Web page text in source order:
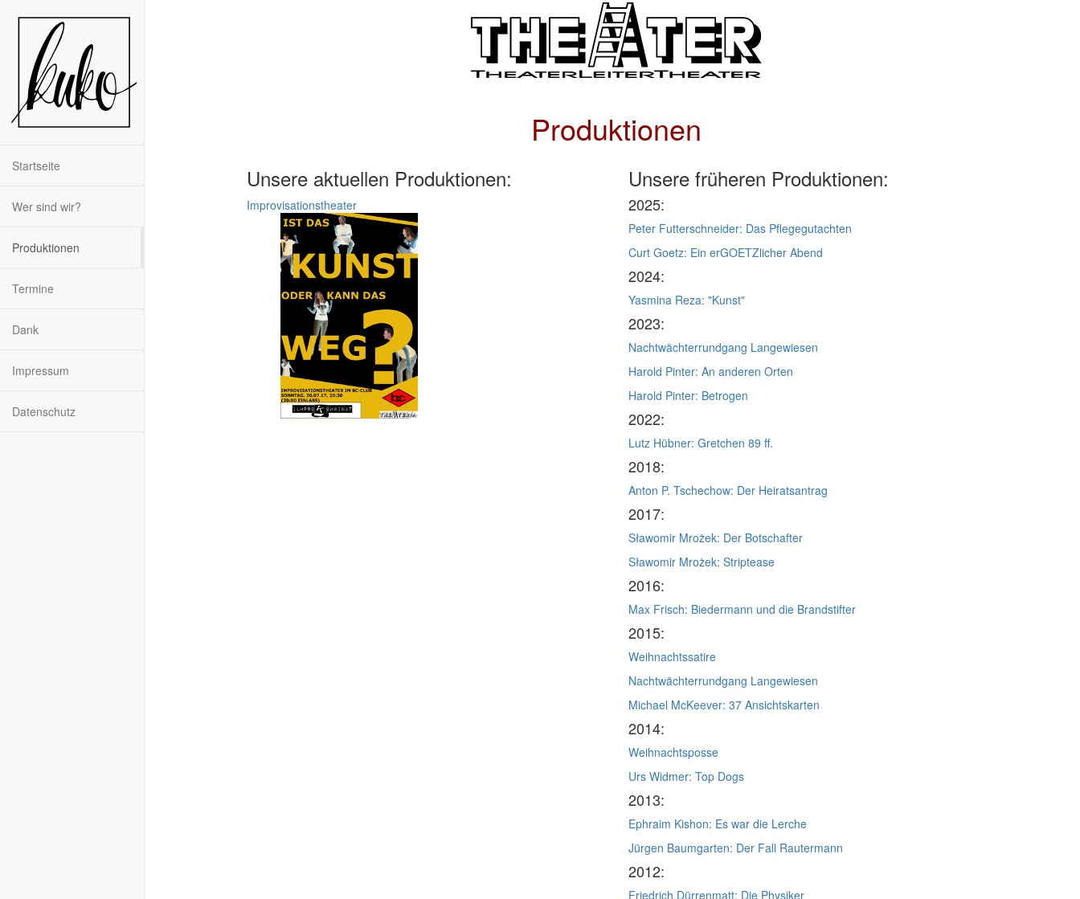
Startseite
Wer sind wir?
Produktionen
Termine
Dank
Impressum
Datenschutz
Produktionen
Unsere aktuellen Produktionen:
Improvisationstheater
Unsere früheren Produktionen:
2025:
Peter Futterschneider: Das Pflegegutachten
Curt Goetz: Ein erGOETZlicher Abend
2024:
Yasmina Reza: "Kunst"
2023:
Nachtwächterrundgang Langewiesen
Harold Pinter: An anderen Orten
Harold Pinter: Betrogen
2022:
Lutz Hübner: Gretchen 89 ff.
2018:
Anton P. Tschechow: Der Heiratsantrag
2017:
Sławomir Mrożek: Der Botschafter
Sławomir Mrożek: Striptease
2016:
Max Frisch: Biedermann und die Brandstifter
2015:
Weihnachtssatire
Nachtwächterrundgang Langewiesen
Michael McKeever: 37 Ansichtskarten
2014:
Weihnachtsposse
Urs Widmer: Top Dogs
2013:
Ephraim Kishon: Es war die Lerche
Jürgen Baumgarten: Der Fall Rautermann
2012:
Friedrich Dürrenmatt: Die Physiker